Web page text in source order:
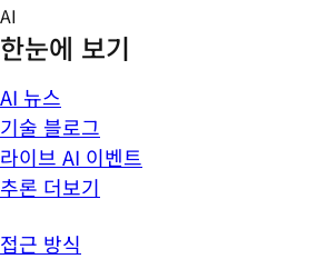
Skip
to
content
AI
한눈에 보기
AI 뉴스
기술 블로그
라이브 AI 이벤트
추론 더보기
접근 방식